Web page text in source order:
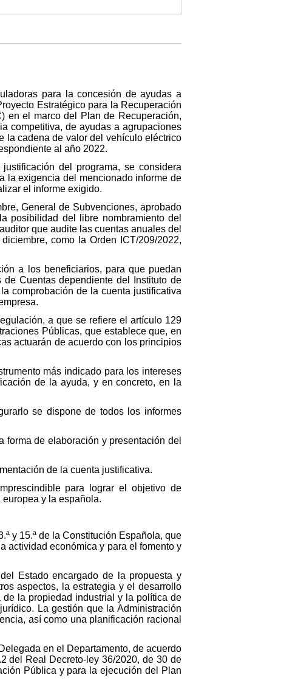
para la concesión de ayudas a
Estratégico para la Recuperación
en el marco del Plan de Recuperación,
competitiva, de ayudas a agrupaciones
la cadena de valor del vehículo eléctrico
al año 2022.
del programa, se considera
la exigencia del mencionado informe de
el informe exigido.
General de Subvenciones, aprobado
posibilidad del libre nombramiento del
que audite las cuentas anuales del
como la Orden ICT/209/2022,
a los beneficiarios, para que puedan
Cuentas dependiente del Instituto de
comprobación de la cuenta justificativa
a que se refiere el artículo 129
Públicas, que establece que, en
actuarán de acuerdo con los principios
más indicado para los intereses
de la ayuda, y en concreto, en la
se dispone de todos los informes
de elaboración y presentación del
de la cuenta justificativa.
para lograr el objetivo de
y la española.
y 15.ª de la Constitución Española, que
actividad económica y para el fomento y
Estado encargado de la propuesta y
aspectos, la estrategia y el desarrollo
la propiedad industrial y la política de
La gestión que la Administración
así como una planificación racional
en el Departamento, de acuerdo
del Real Decreto-ley 36/2020, de 30 de
Pública y para la ejecución del Plan